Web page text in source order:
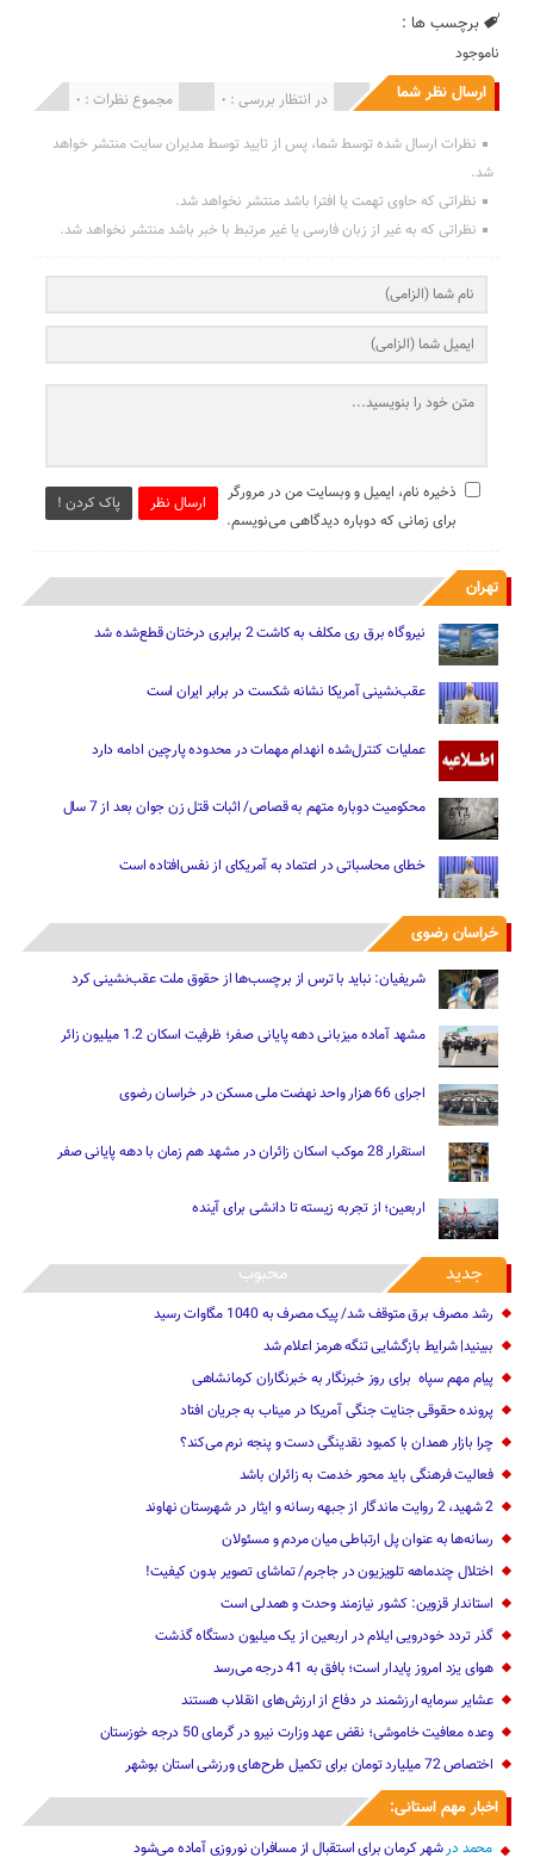
برچسب ها :
ناموجود
ارسال نظر شما مجموع نظرات : 0 در انتظار بررسی : 0 انتشار یافته : 0
نظرات ارسال شده توسط شما، پس از تایید توسط مدیران سایت منتشر خواهد
شد.
نظراتی که حاوی تهمت یا افترا باشد منتشر نخواهد شد.
نظراتی که به غیر از زبان فارسی یا غیر مرتبط با خبر باشد منتشر نخواهد شد.
ارسال نظر پاک کردن !
ذخیره نام، ایمیل و وبسایت من در مرورگر
برای زمانی که دوباره دیدگاهی می‌نویسم.
تهران
نیروگاه برق ری مکلف به کاشت 2 برابری درختان قطع‌شده شد
عقب‌نشینی آمریکا نشانه شکست در برابر ایران است
عملیات کنترل‌شده انهدام مهمات در محدوده پارچین ادامه دارد
محکومیت دوباره متهم به قصاص/ اثبات قتل زن جوان بعد از 7 سال
خطای محاسباتی در اعتماد به آمریکای از نفس‌افتاده است
خراسان رضوی
شریفیان: نباید با ترس از برچسب‌ها از حقوق ملت عقب‌نشینی کرد
مشهد آماده میزبانی دهه پایانی صفر؛ ظرفیت اسکان 1.2 میلیون زائر
اجرای 66 هزار واحد نهضت ملی مسکن در خراسان رضوی
استقرار 28 موکب اسکان زائران در مشهد هم زمان با دهه پایانی صفر
اربعین؛ از تجربه زیسته تا دانشی برای آینده
جدید محبوب
رشد مصرف برق متوقف شد/ پیک مصرف به 1040 مگاوات رسید
ببینید| شرایط بازگشایی تنگه هرمز اعلام شد
پیام مهم ‌سپاه ‌ برای روز خبرنگار ‌به خبرنگاران کرمانشاهی
پرونده حقوقی جنایت جنگی آمریکا در میناب به جریان افتاد
چرا بازار همدان با کمبود نقدینگی دست و پنجه نرم می‌کند؟
فعالیت فرهنگی باید محور خدمت به زائران باشد
2 شهید، 2 روایت ماندگار از جبهه رسانه و ایثار در شهرستان نهاوند
رسانه‌ها به عنوان پل ارتباطی میان مردم و مسئولان
اختلال چندماهه تلویزیون در جاجرم/ تماشای تصویر بدون کیفیت!
استاندار قزوین: کشور نیازمند وحدت و همدلی است
گذر تردد خودرویی ایلام در اربعین از یک میلیون دستگاه گذشت
هوای یزد امروز پایدار است؛ بافق به 41 درجه می‌رسد
عشایر سرمایه ارزشمند در دفاع از ارزش‌های انقلاب هستند
وعده معافیت خاموشی؛ نقض عهد وزارت نیرو در گرمای 50 درجه خوزستان
اختصاص 72 میلیارد تومان برای تکمیل طرح‌های ورزشی استان بوشهر
اخبار مهم استانی:
محمد درشهر کرمان برای استقبال از مسافران نوروزی آماده می‌شود